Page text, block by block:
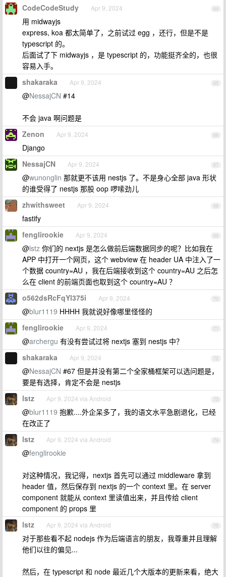
64
CodeCodeStudy Apr 9, 2024
用 midwayjs
express, koa 都太简单了，之前试过 egg ，还行，但是不是
typescript 的。
后面试了下 midwayjs ，是 typescript 的，功能挺齐全的，也很
容易入手。
65
shakaraka Apr 9, 2024
@NessajCN #14
不会 java 啊问题是
66
Zenon Apr 9, 2024
Django
67
NessajCN Apr 9, 2024
@wunonglin 那就更不该用 nestjs 了。不是身心全部 java 形状
的谁受得了 nestjs 那股 oop 啰嗦劲儿
68
zhwithsweet Apr 9, 2024
fastify
69
fenglirookie Apr 9, 2024
@lstz 你们的 nextjs 是怎么做前后端数据同步的呢？比如我在
APP 中打开一个网页，这个 webview 在 header UA 中注入了一
个数据 country=AU ，我在后端接收到这个 country=AU 之后怎
么在 client 的前端页面也取到这个 country=AU ？
70
o562dsRcFqYl375i Apr 9, 2024
@blur1119 HHHH 我就说好像哪里怪怪的
71
fenglirookie Apr 9, 2024
@archergu 有没有尝试过将 nextjs 塞到 nestjs 中？
72
shakaraka Apr 9, 2024
@NessajCN #67 但是并没有第二个全家桶框架可以选问题是，
要是有选择，肯定不会是 nestjs
73
lstz Apr 9, 2024 via Android
@blur1119 抱歉....外企呆多了，我的语文水平急剧退化，已经
在改正了
74
lstz Apr 9, 2024 via Android
@fenglirookie
对这种情况，我记得，nextjs 首先可以通过 middleware 拿到
header 值，然后保存到 nextjs 的一个 context 里。在 server
component 就能从 context 里读值出来，并且传给 client
component 的 props 里
75
lstz Apr 9, 2024 via Android
对于那些看不起 nodejs 作为后端语言的朋友，我尊重并且理解
他们以往的偏见...
然后，在 typescript 和 node 最近几个大版本的更新来看，绝大